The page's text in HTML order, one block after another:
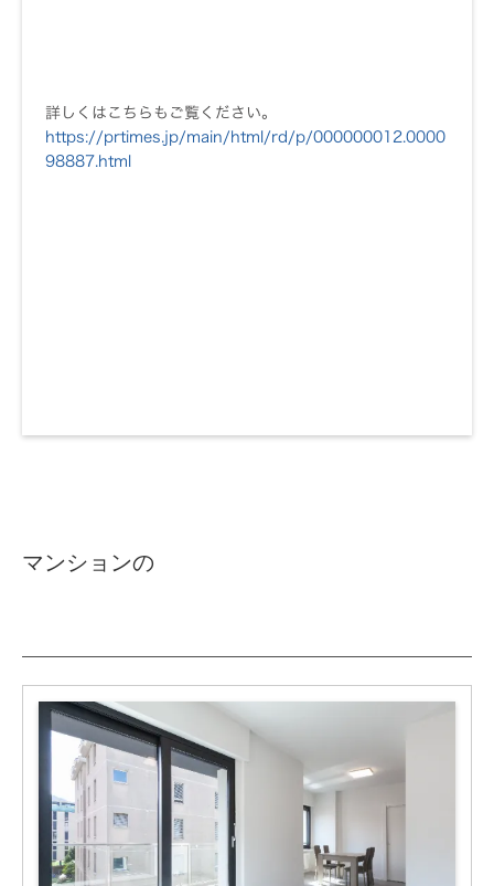
詳しくはこちらもご覧ください。
https://prtimes.jp/main/html/rd/p/000000012.0000
98887.html
マンションの